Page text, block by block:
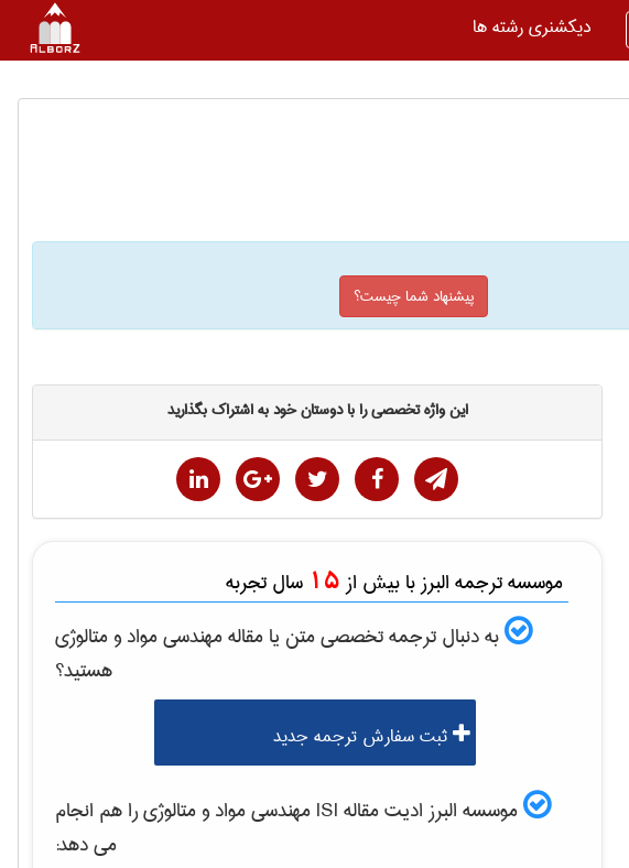
دیکشنری رشته ها
پیشنهاد شما چیست؟
این واژه تخصصی را با دوستان خود به اشتراک بگذارید
موسسه ترجمه البرز با بیش از 15 سال تجربه
به دنبال ترجمه تخصصی متن یا مقالهمهندسی مواد و متالوژی
هستید؟
ثبت سفارش ترجمه جدید
موسسه البرز ادیت مقاله ISI مهندسی مواد و متالوژیرا هم انجام
می دهد: